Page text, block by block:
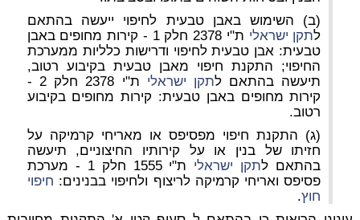
(ב) השימוש באבן טבעית לחיפוי ייעשה בהתאם
לתקן ישראלי
ת"י 2378 חלק 1 - קירות מחופים באבן
טבעית: אבן טבעית לחיפוי ודרישות כלליות ממערכת
החיפוי; התקנת חיפוי מאבן טבעית בקיבוע רטוב,
תיעשה בהתאם לתקן ישראלי
ת"י 2378 חלק 2 -
קירות מחופים באבן טבעית: קירות מחופים בקיבוע
רטוב.
(ג) התקנת חיפוי מפסיפס או מאריחי קרמיקה על
חזיתו של בנין או על קירותיו החיצוניים, תיעשה
בהתאם לתקן ישראלי
ת"י 1555 חלק 1 - מערכת
פסיפס ואריחי קרמיקה לריצוף ולחיפוי בבנינים: חיפוי
חוץ.